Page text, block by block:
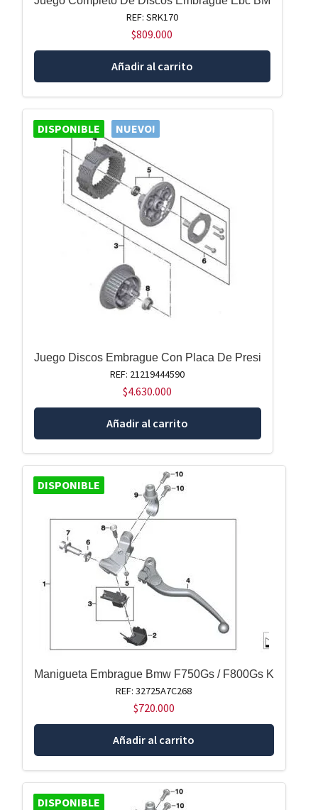
REF: SRK170
$809.000
Añadir al carrito
DISPONIBLE NUEVO!
Juego Discos Embrague Con Placa De Presi
REF: 21219444590
$4.630.000
Añadir al carrito
DISPONIBLE
Manigueta Embrague Bmw F750Gs / F800Gs K
REF: 32725A7C268
$720.000
Añadir al carrito
DISPONIBLE